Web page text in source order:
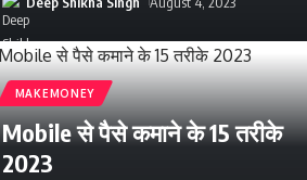
MAKEMONEY
Mobile से पैसे कमाने के 15 तरीके
2023